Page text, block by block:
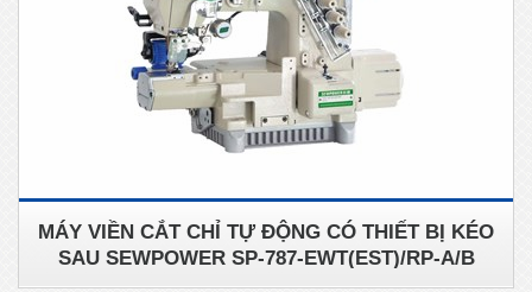
MÁY VIỀN CẮT CHỈ TỰ ĐỘNG CÓ THIẾT BỊ KÉO
SAU SEWPOWER SP-787-EWT(EST)/RP-A/B